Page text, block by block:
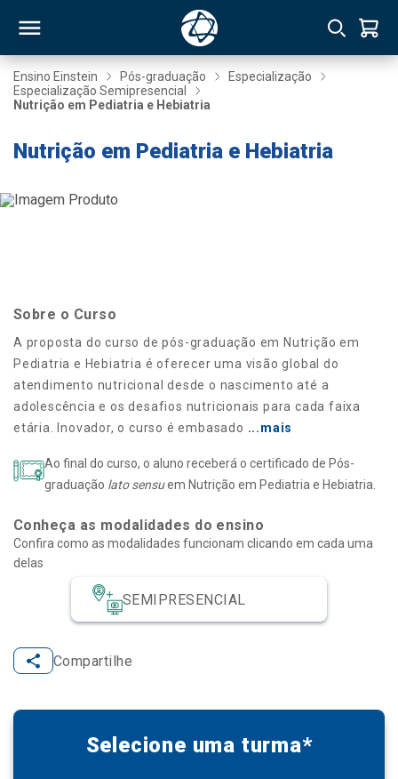
Ensino Einstein Pós-graduação
Especialização
Especialização Semipresencial
Nutrição em Pediatria e Hebiatria
Nutrição em Pediatria e Hebiatria
Sobre o Curso
A proposta do curso de pós-graduação em Nutrição em
Pediatria e Hebiatria é oferecer uma visão global do
atendimento nutricional desde o nascimento até a
adolescência e os desafios nutricionais para cada faixa
etária. Inovador, o curso é embasado ...mais
Ao final do curso, o aluno receberá o certificado de Pós-
graduação lato sensuem Nutrição em Pediatria e Hebiatria.
Conheça as modalidades do ensino
SEMIPRESENCIAL
Confira como as modalidades funcionam clicando em cada uma
delas
Compartilhe
Selecione uma turma*